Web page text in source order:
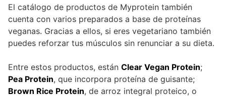
El catálogo de productos de Myprotein también
cuenta con varios preparados a base de proteínas
veganas. Gracias a ellos, si eres vegetariano también
puedes reforzar tus músculos sin renunciar a su dieta.
Entre estos productos, están Clear Vegan Protein;
Pea Protein, que incorpora proteína de guisante;
Brown Rice Protein, de arroz integral proteico, o